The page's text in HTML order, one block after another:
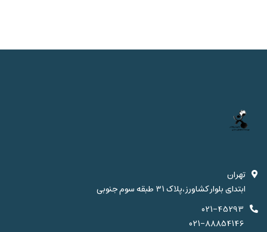
تهران
ابتدای بلوار کشاورز،پلاک 31 طبقه سوم جنوبی
021-45293
021-88854146